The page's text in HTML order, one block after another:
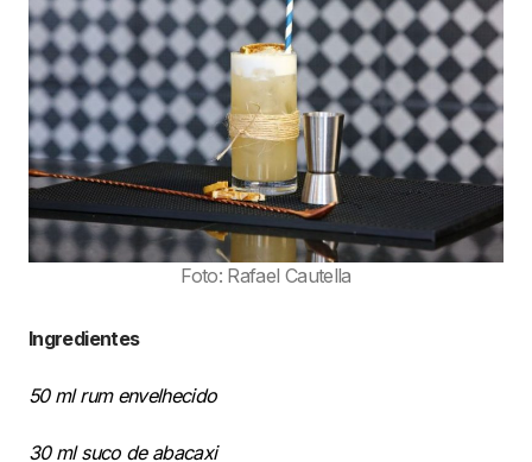
Foto: Rafael Cautella
Ingredientes
50 ml rum envelhecido
30 ml suco de abacaxi